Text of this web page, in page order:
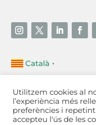
Català ▼
Unió Empresarial de
Ctra. de Manresa, 131,
Tel 93 805 22 92
Utilitzem cookies al
l’experiència més
preferències i
accepteu l'ús de les